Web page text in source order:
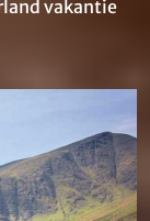
vakantie